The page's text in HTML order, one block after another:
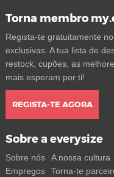
Torna membro
Regista-te gratuitamente
exclusivas. A tua lista de
restock, cupões, as
mais esperam por ti!
REGISTA-TE AGORA
Sobre a everysize
Sobre nós A nossa cultura
Empregos
Torna-te